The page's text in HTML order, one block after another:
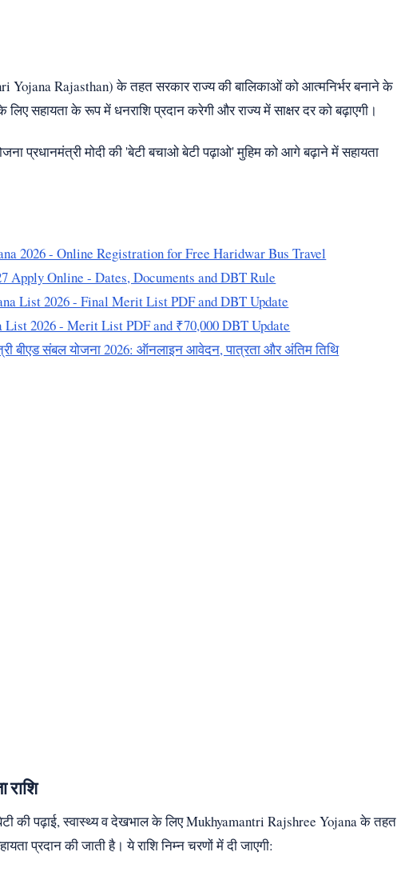
Yojana Rajasthan) के तहत सरकार राज्य की बालिकाओं को आत्मनिर्भर बनाने के
लिए सहायता के रूप में धनराशि प्रदान करेगी और राज्य में साक्षर दर को बढ़ाएगी।
प्रधानमंत्री मोदी की 'बेटी बचाओ बेटी पढ़ाओ' मुहिम को आगे बढ़ाने में सहायता
2026 - Online Registration for Free Haridwar Bus Travel
Apply Online - Dates, Documents and DBT Rule
List 2026 - Final Merit List PDF and DBT Update
2026 - Merit List PDF and ₹70,000 DBT Update
बीएड संबल योजना 2026: ऑनलाइन आवेदन, पात्रता और अंतिम तिथि
राशि
की पढ़ाई, स्वास्थ्य व देखभाल के लिए Mukhyamantri Rajshree Yojana के तहत
प्रदान की जाती है। ये राशि निम्न चरणों में दी जाएगी: